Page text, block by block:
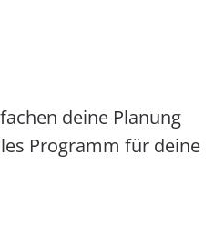
deine Planung
Programm für deine